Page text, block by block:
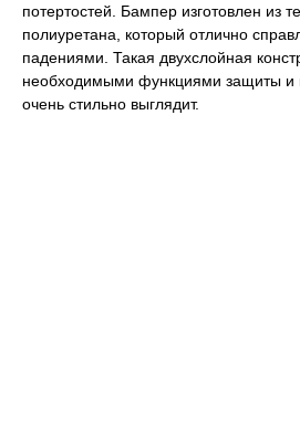
потертостей. Бампер изготовлен из
полиуретана, который отлично
падениями. Такая двухслойная
необходимыми функциями защиты и
очень стильно выглядит.